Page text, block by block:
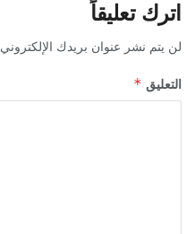
اترك تعليقاً
لن يتم نشر عنوان بريدك الإلكتروني.
التعليق *